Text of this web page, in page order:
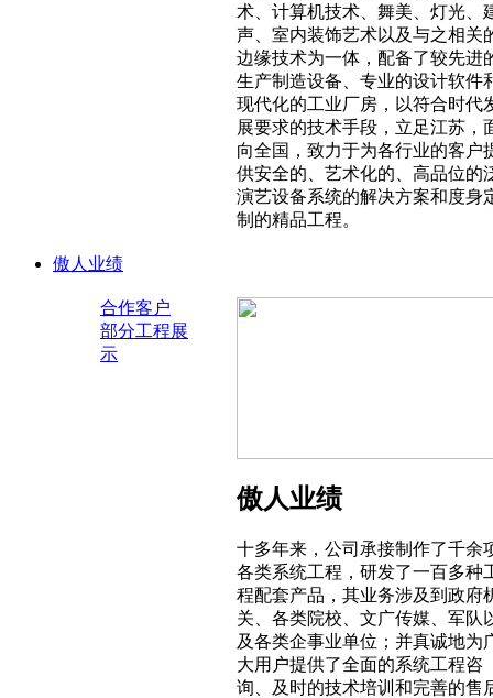
术、计算机技术、舞美、灯光、
声、室内装饰艺术以及与之相关
边缘技术为一体，配备了较先进
生产制造设备、专业的设计软件
现代化的工业厂房，以符合时代
展要求的技术手段，立足江苏，
向全国，致力于为各行业的客户
供安全的、艺术化的、高品位的
演艺设备系统的解决方案和度身
制的精品工程。
傲人业绩
合作客户
部分工程展
示
傲人业绩
十多年来，公司承接制作了千余
各类系统工程，研发了一百多种
程配套产品，其业务涉及到政府
关、各类院校、文广传媒、军队
及各类企事业单位；并真诚地为
大用户提供了全面的系统工程咨
询、及时的技术培训和完善的售